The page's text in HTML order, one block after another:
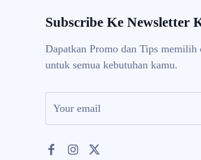
Subscribe Ke Newsletter
Dapatkan Promo dan Tips memilih
untuk semua kebutuhan kamu.